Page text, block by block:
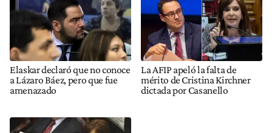
Elaskar declaró que no conoce
a Lázaro Báez, pero que fue
amenazado
La AFIP apeló la falta de
mérito de Cristina Kirchner
dictada por Casanello